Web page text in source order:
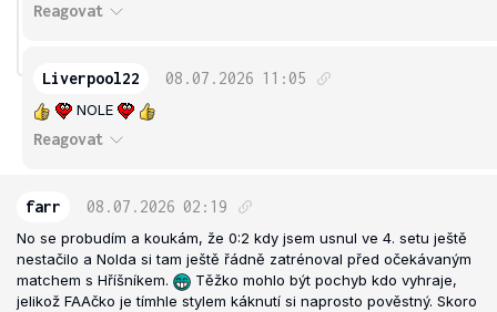
Reagovat
Liverpool22 08.07.2026 11:05
NOLE
Reagovat
farr 08.07.2026 02:19
No se probudím a koukám, že 0:2 kdy jsem usnul ve 4. setu ještě
nestačilo a Nolda si tam ještě řádně zatrénoval před očekávaným
matchem s Hříšníkem.
Těžko mohlo být pochyb kdo vyhraje,
jelikož FAAčko je tímhle stylem káknutí si naprosto pověstný. Skoro